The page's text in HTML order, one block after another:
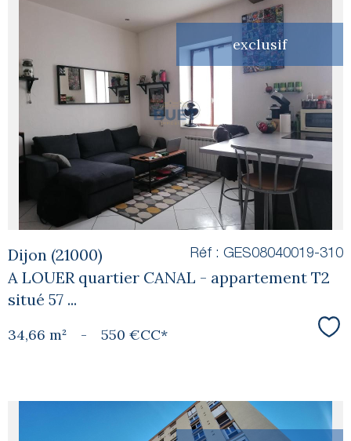
exclusif
voir le
bien
Dijon (21000)
A LOUER quartier CANAL - appartement T2
situé 57 ...
Réf : GES08040019-310
34,66 m² - 550 €CC*